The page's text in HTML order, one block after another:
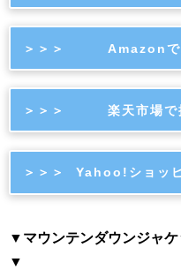
＞＞＞
＞＞＞ 楽天市
＞＞＞ Yahoo!ショッ
▼ マウンテンダウンジャケ
▼